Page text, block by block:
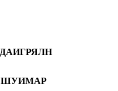
ДАИГРЯЛН
ШУИМАР